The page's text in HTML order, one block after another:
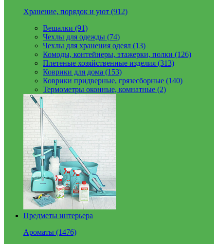
Хранение, порядок и уют (912)
Вешалки (91)
Чехлы для одежды (74)
Чехлы для хранения одеял (13)
Комоды, контейнеры, этажерки, полки (126)
Плетеные хозяйственные изделия (313)
Коврики для дома (153)
Коврики придверные, грязесборные (140)
Термометры оконные, комнатные (2)
Предметы интерьера
Ароматы (1476)